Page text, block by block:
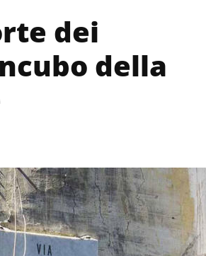
dei
della